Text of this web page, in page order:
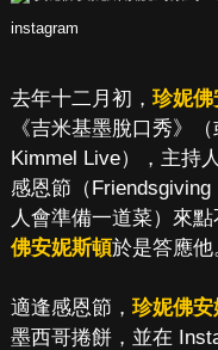
instagram
去年十二月初， 珍妮
《吉米基墨脫口秀》
Kimmel Live），主持
感恩節（
人會準備一道菜）來
佛安妮斯頓於是答應他
適逢感恩節， 珍妮佛
墨西哥捲餅，並在